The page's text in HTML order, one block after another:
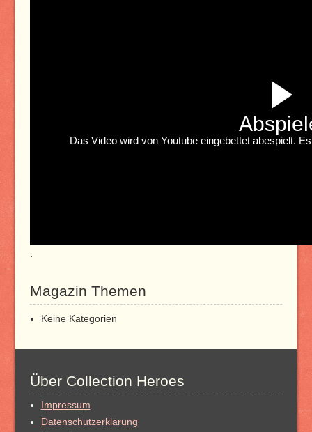
Das Video wird von Youtube eingebettet abespielt.
Magazin Themen
Keine Kategorien
Über Collection Heroes
Impressum
Datenschutzerklärung